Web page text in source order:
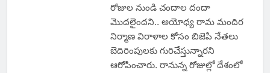
రోజుల నుండి చందాల దందా
మొదలైందని.. అయోధ్య రామ మందిర
నిర్మాణ విరాళాల కోసం బిజెపి నేతలు
బెదిరింపులకు గురిచేస్తున్నారని
ఆరోపించారు. రానున్న రోజుల్లో దేశంలో